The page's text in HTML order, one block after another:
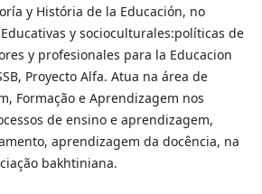
y História de la Educación, no
y socioculturales:políticas de
y profesionales para la Educacion
Proyecto Alfa. Atua na área de
Formação e Aprendizagem nos
de ensino e aprendizagem,
aprendizagem da docência, na
bakhtiniana.